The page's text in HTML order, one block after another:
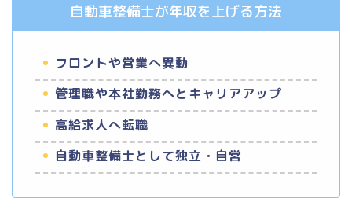
自動車整備士が年収を上げる方法
フロントや営業へ異動
管理職や本社勤務へとキャリアアップ
高給求人へ転職
自動車整備士として独立・自営